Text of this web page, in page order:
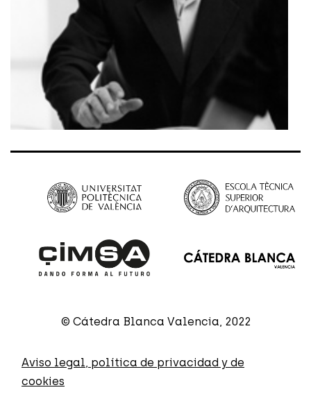
© Cátedra Blanca Valencia, 2022
Aviso legal, política de privacidad y de
cookies